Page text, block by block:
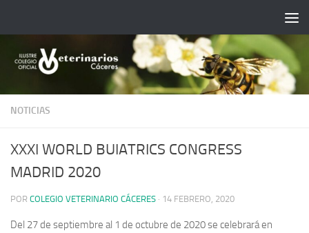
NOTICIAS
XXXI WORLD BUIATRICS CONGRESS
MADRID 2020
POR COLEGIO VETERINARIO CÁCERES · 14 FEBRERO, 2020
Del 27 de septiembre al 1 de octubre de 2020 se celebrará en